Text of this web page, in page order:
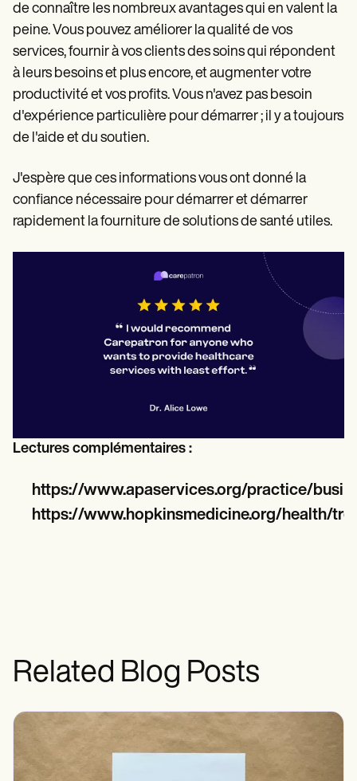
de connaître les nombreux avantages qui en valent la
peine. Vous pouvez améliorer la qualité de vos
services, fournir à vos clients des soins qui répondent
à leurs besoins et plus encore, et augmenter votre
productivité et vos profits. Vous n'avez pas besoin
d'expérience particulière pour démarrer ; il y a toujours
de l'aide et du soutien.
J'espère que ces informations vous ont donné la
confiance nécessaire pour démarrer et démarrer
rapidement la fourniture de solutions de santé utiles.
Lectures complémentaires :
https://www.apaservices.org/practice/
https://www.hopkinsmedicine.org/health/
Related Blog Posts